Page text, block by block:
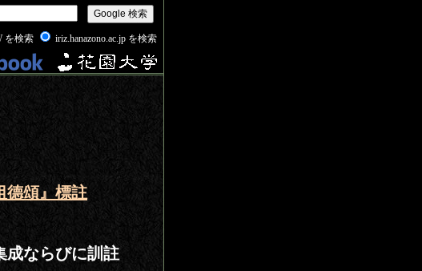
を検索 iriz.hanazono.ac.jp を検索
德頌』標註
成ならびに訓註